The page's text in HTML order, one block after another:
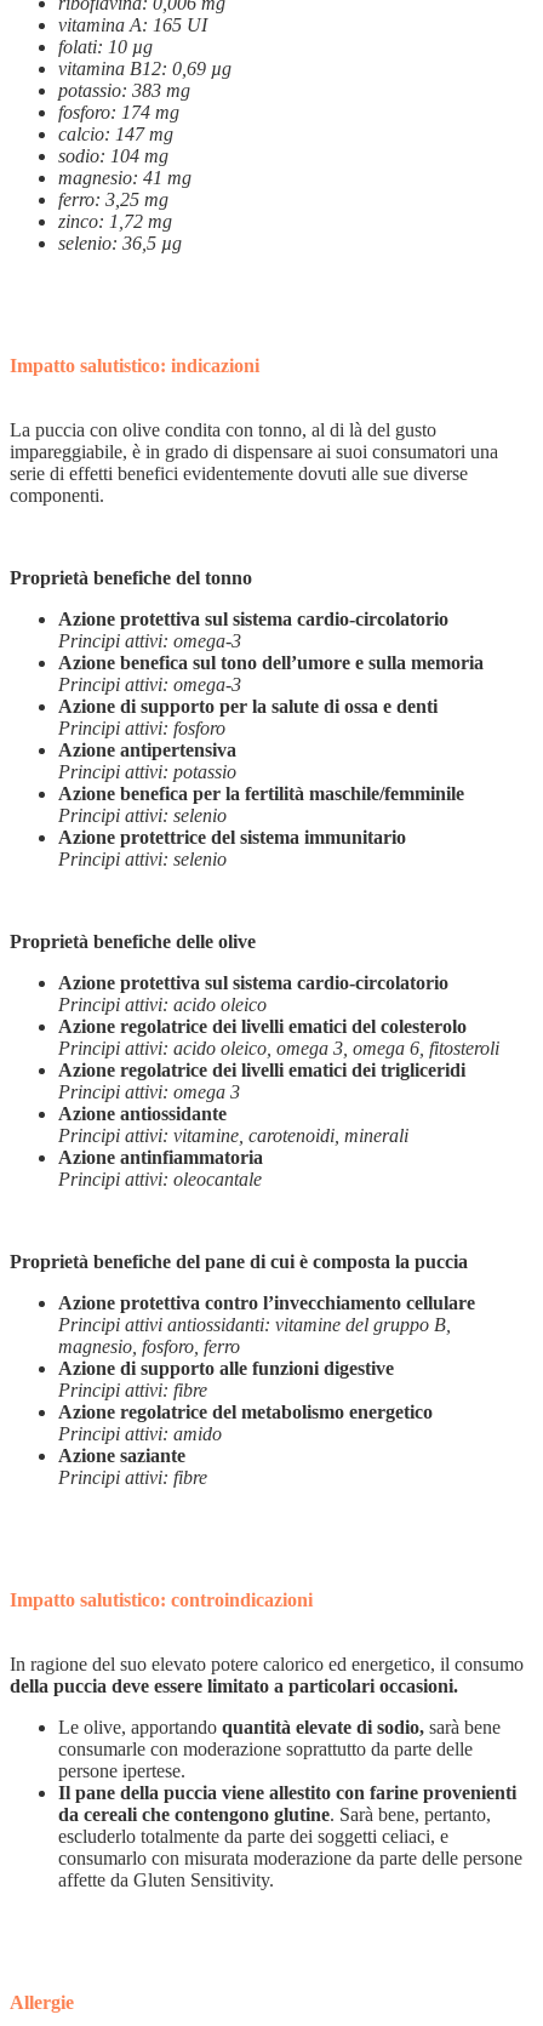
vitamina A: 165 UI
folati: 10 µg
vitamina B12: 0,69 µg
potassio: 383 mg
fosforo: 174 mg
calcio: 147 mg
sodio: 104 mg
magnesio: 41 mg
ferro: 3,25 mg
zinco: 1,72 mg
selenio: 36,5 µg
Impatto salutistico: indicazioni
La puccia con olive condita con tonno, al di là del gusto
impareggiabile, è in grado di dispensare ai suoi consumatori una
serie di effetti benefici evidentemente dovuti alle sue diverse
componenti.
Proprietà benefiche del tonno
Azione protettiva sul sistema cardio-circolatorio
Principi attivi: omega-3
Azione benefica sul tono dell’umore e sulla memoria
Principi attivi: omega-3
Azione di supporto per la salute di ossa e denti
Principi attivi: fosforo
Azione antipertensiva
Principi attivi: potassio
Azione benefica per la fertilità maschile/femminile
Principi attivi: selenio
Azione protettrice del sistema immunitario
Principi attivi: selenio
Proprietà benefiche delle olive
Azione protettiva sul sistema cardio-circolatorio
Principi attivi: acido oleico
Azione regolatrice dei livelli ematici del colesterolo
Principi attivi: acido oleico, omega 3, omega 6, fitosteroli
Azione regolatrice dei livelli ematici dei trigliceridi
Principi attivi: omega 3
Azione antiossidante
Principi attivi: vitamine, carotenoidi, minerali
Azione antinfiammatoria
Principi attivi: oleocantale
Proprietà benefiche del pane di cui è composta la puccia
Azione protettiva contro l’invecchiamento cellulare
Principi attivi antiossidanti: vitamine del gruppo B,
magnesio, fosforo, ferro
Azione di supporto alle funzioni digestive
Principi attivi: fibre
Azione regolatrice del metabolismo energetico
Principi attivi: amido
Azione saziante
Principi attivi: fibre
Impatto salutistico: controindicazioni
In ragione del suo elevato potere calorico ed energetico, il consumo
della puccia deve essere limitato a particolari occasioni.
Le olive, apportando quantità elevate di sodio, sarà bene
consumarle con moderazione soprattutto da parte delle
persone ipertese.
Il pane della puccia viene allestito con farine provenienti
da cereali che contengono glutine. Sarà bene, pertanto,
escluderlo totalmente da parte dei soggetti celiaci, e
consumarlo con misurata moderazione da parte delle persone
affette da Gluten Sensitivity.
Allergie